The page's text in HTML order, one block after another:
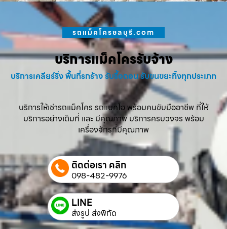
รถแม็คโครชลบุรี.com
บริการแม็คโครรับจ้าง
บริการเคลียร์ริ่ง พื้นที่รกร้าง รับรื้อถอน รับขนขยะทิ้งทุกประเภท
บริการให้เช่ารถแม็คโคร รถแบคโฮ พร้อมคนขับมืออาชีพ ที่ให้
บริการอย่างเต็มที่ และ มีคุณภาพ บริการครบวงจร พร้อม
เครื่องจักรที่มีคุณภาพ
ติดต่อเรา คลิก
098-482-9976
LINE
ส่งรูป ส่งพิกัด